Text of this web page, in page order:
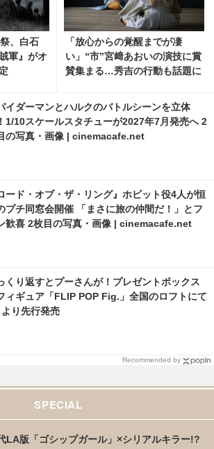
、白石
軍』がオ
「放心からの覚醒までが凄
い」“市”宮﨑あおいの演技に賞
賛集まる…秀吉の行動も話題に
真・画像 | cinemacafe.net
イダーマンとハルクのバトルシーンを立体
1/10スケールスタチューが2027年7月発売へ 2
の写真・画像 | cinemacafe.net
ード・オブ・ザ・リング』ホビット役4人が恒
プチ同窓会開催 「まさに旅の仲間だ！」とフ
歓喜 2枚目の写真・画像 | cinemacafe.net
くり返すとプーさんが！プレゼントボックス
ィギュア「FLIP POP Fig.」全国のロフトにて
り先行発売
Recommended by
SPECIAL
LA版「ゴシップガール」×シリアルキラー!?